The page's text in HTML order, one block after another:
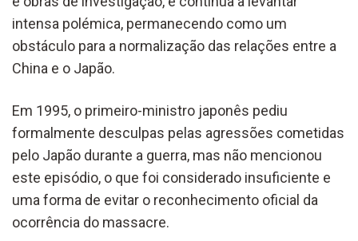
intensa polémica, permanecendo como um
obstáculo para a normalização das relações entre a
China e o Japão.
Em 1995, o primeiro-ministro japonês pediu
formalmente desculpas pelas agressões cometidas
pelo Japão durante a guerra, mas não mencionou
este episódio, o que foi considerado insuficiente e
uma forma de evitar o reconhecimento oficial da
ocorrência do massacre.